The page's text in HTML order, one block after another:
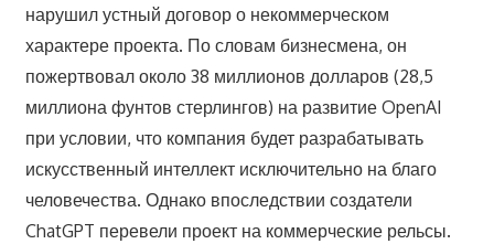
нарушил устный договор о некоммерческом
характере проекта. По словам бизнесмена, он
пожертвовал около 38 миллионов долларов (28,5
миллиона фунтов стерлингов) на развитие OpenAI
при условии, что компания будет разрабатывать
искусственный интеллект исключительно на благо
человечества. Однако впоследствии создатели
ChatGPT перевели проект на коммерческие рельсы.